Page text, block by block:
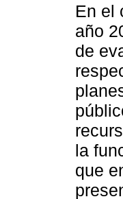
En el
año
de
la
que